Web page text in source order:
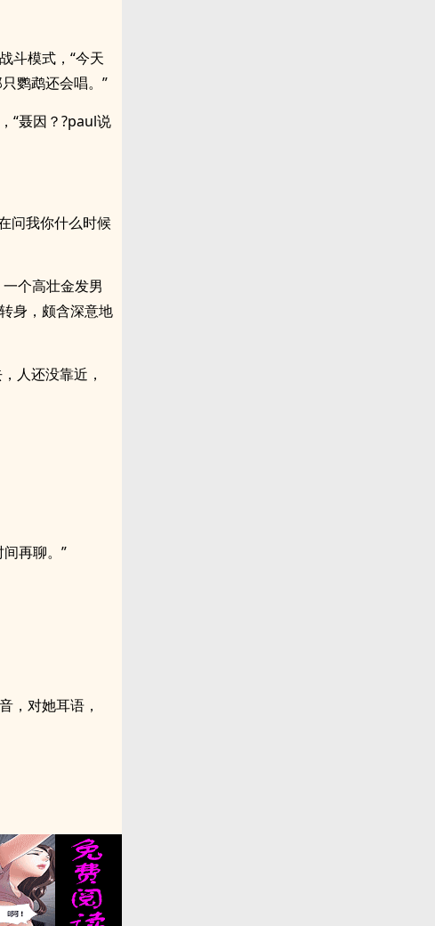
斗模式，“今天
鹦鹉还会唱。”
“聂因？?paul说
问我你什么时候
个高壮金发男
身，颇含深意地
人还没靠近，
再聊。”
，对她耳语，